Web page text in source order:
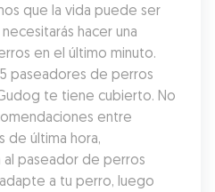
que la vida puede ser
hacer una
en el último minuto.
paseadores de perros
te tiene cubierto. No
entre
de última hora,
paseador de perros
a tu perro, luego